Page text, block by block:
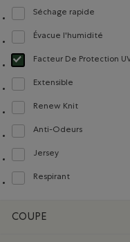
Séchage rapide
Classer selon Composition :
Évacue l'humidité
Classer selon Composition :
Facteur De Protection
Choisir Classé selon
Extensible
Classer selon Composition :
Renew Knit
Classer selon Composition :
Anti-Odeurs
Classer selon Composition :
Jersey
Classer selon Composition :
Respirant
Classer selon Composition :
COUPE